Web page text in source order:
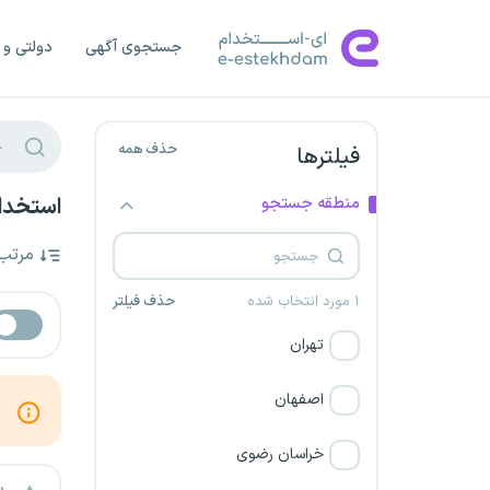
جستجوی آگهی دولتی
فیلترها حذف همه
منطقه جستجو
۱ مورد انتخاب شده حذف فیلتر
تهران
اصفهان
خراسان رضوی